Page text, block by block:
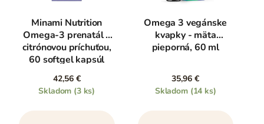
Minami Nutrition
Omega-3 prenatál s
citrónovou príchuťou,
60 softgel kapsúl
42,56 €
Skladom (3 ks)
Omega 3 vegánske
kvapky - mäta
pieporná, 60 ml
35,96 €
Skladom (14 ks)